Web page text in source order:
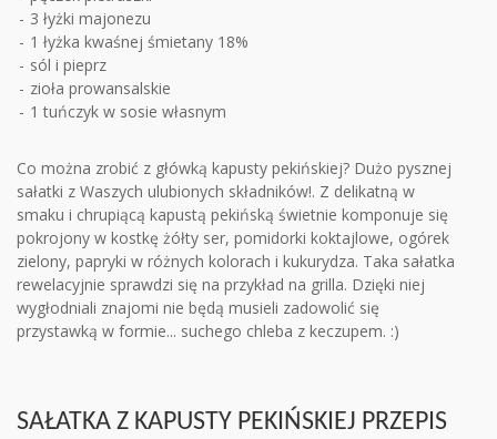
3 łyżki majonezu
1 łyżka kwaśnej śmietany 18%
sól i pieprz
zioła prowansalskie
1 tuńczyk w sosie własnym
Co można zrobić z główką kapusty pekińskiej? Dużo pysznej
sałatki z Waszych ulubionych składników!. Z delikatną w
smaku i chrupiącą kapustą pekińską świetnie komponuje się
pokrojony w kostkę żółty ser, pomidorki koktajlowe, ogórek
zielony, papryki w różnych kolorach i kukurydza. Taka sałatka
rewelacyjnie sprawdzi się na przykład na grilla. Dzięki niej
wygłodniali znajomi nie będą musieli zadowolić się
przystawką w formie... suchego chleba z keczupem. :)
SAŁATKA Z KAPUSTY PEKIŃSKIEJ PRZEPIS